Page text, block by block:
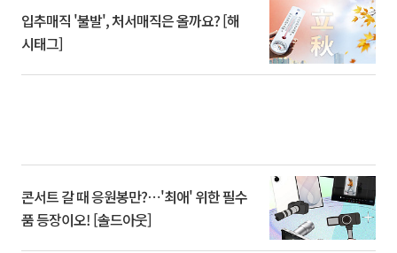
입추매직 '불발', 처서매직은 올까요? [해
시태그]
콘서트 갈 때 응원봉만?⋯'최애' 위한 필수
품 등장이오! [솔드아웃]